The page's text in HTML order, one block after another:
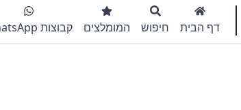
דף הבית חיפוש המומלצים קבוצות WhatsApp